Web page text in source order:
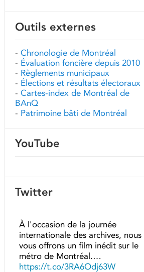
Outils externes
- Chronologie de Montréal
- Évaluation foncière depuis 2010
- Règlements municipaux
- Élections et résultats électoraux
- Cartes-index de Montréal de
BAnQ
- Patrimoine bâti de Montréal
YouTube
Twitter
À l'occasion de la journée
internationale des archives, nous
vous offrons un film inédit sur le
métro de Montréal.…
https://t.co/3RA6Odj63W